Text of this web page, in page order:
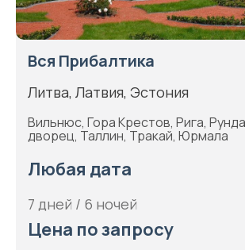
Вся Прибалтика
Литва, Латвия, Эстония
Вильнюс, Гора Крестов, Рига,
дворец, Таллин, Тракай, Юрмала
Любая дата
7 дней / 6 ночей
Цена по запросу